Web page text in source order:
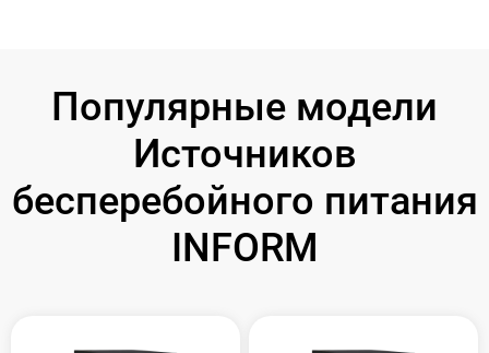
Популярные модели
Источников
бесперебойного питания
INFORM